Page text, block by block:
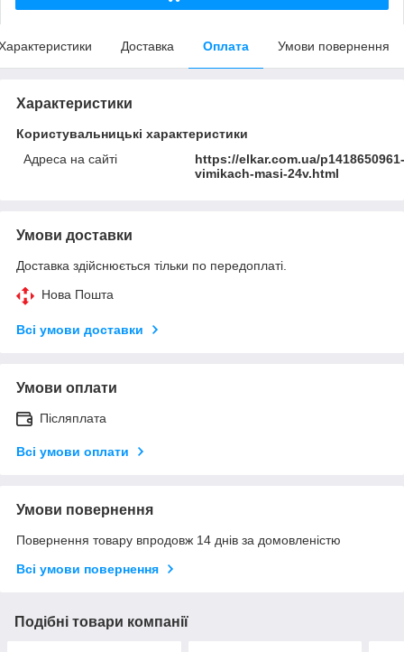
Доставка Оплата Умови повернення
Характеристики
Користувальницькі характеристики
Адреса на сайті
https://elkar.com.ua/
vimikach-masi-24v.html
Умови доставки
Доставка здійснюється тільки по передоплаті.
Нова Пошта
Всі умови доставки
Умови оплати
Післяплата
Всі умови оплати
Умови повернення
Повернення товару впродовж 14 днів за домовленістю
Всі умови повернення
Подібні товари компанії